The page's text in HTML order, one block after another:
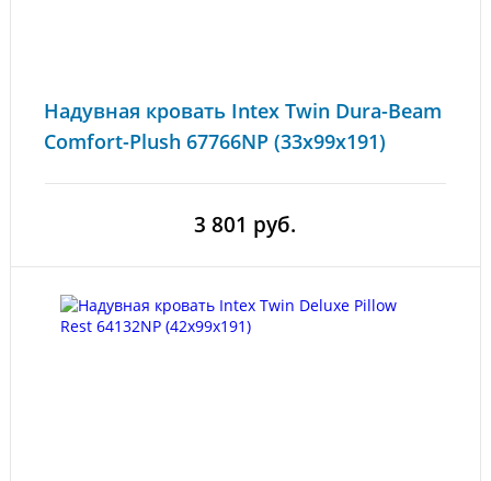
Надувная кровать Intex Twin Dura-Beam
Comfort-Plush 67766NP (33x99x191)
3 801 руб.